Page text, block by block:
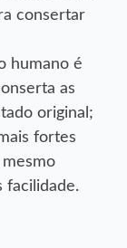
consertar
humano é
as
original;
fortes
facilidade.